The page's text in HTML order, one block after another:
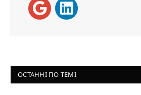
ОСТАННІ ПО ТЕМІ